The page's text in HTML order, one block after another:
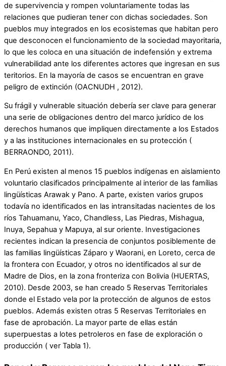
de supervivencia y rompen voluntariamente todas las
relaciones que pudieran tener con dichas sociedades. Son
pueblos muy integrados en los ecosistemas que habitan pero
que desconocen el funcionamiento de la sociedad mayoritaria,
lo que les coloca en una situación de indefensión y extrema
vulnerabilidad ante los diferentes actores que ingresan en sus
teritorios. En la mayoría de casos se encuentran en grave
peligro de extinción (OACNUDH , 2012).
Su frágil y vulnerable situación debería ser clave para generar
una serie de obligaciones dentro del marco jurídico de los
derechos humanos que impliquen directamente a los Estados
y a las instituciones internacionales en su protección (
BERRAONDO, 2011).
En Perú existen al menos 15 pueblos indígenas en aislamiento
voluntario clasificados principalmente al interior de las famílias
lingüísticas Arawak y Pano. A parte, existen varios grupos
todavía no identificados en las intransitadas nacientes de los
ríos Tahuamanu, Yaco, Chandless, Las Piedras, Mishagua,
Inuya, Sepahua y Mapuya, al sur oriente. Investigaciones
recientes indican la presencia de conjuntos posiblemente de
las familias lingüísticas Záparo y Waorani, en Loreto, cerca de
la frontera con Ecuador, y otros no identificados al sur de
Madre de Dios, en la zona fronteriza con Bolivia (HUERTAS,
2010). Desde 2003, se han creado 5 Reservas Territoriales
donde el Estado vela por la protección de algunos de estos
pueblos. Además existen otras 5 Reservas Territoriales en
fase de aprobación. La mayor parte de ellas están
superpuestas a lotes petroleros en fase de exploración o
producción ( ver Tabla 1).